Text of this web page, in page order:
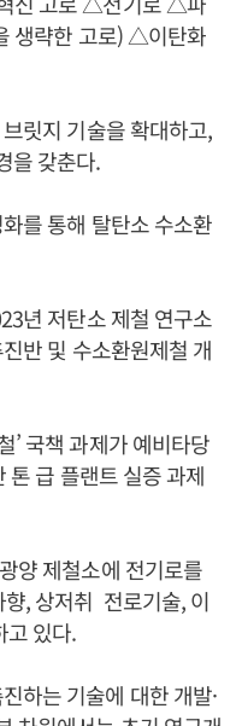
생략한 고로) △이탄화
릿지 기술을 확대하고,
을 갖춘다.
를 통해 탈탄소 수소환
년 저탄소 제철 연구소
반 및 수소환원제철 개
’ 국책 과제가 예비타당
톤 급 플랜트 실증 과제
양 제철소에 전기로를
, 상저취 전로기술, 이
고 있다.
하는 기술에 대한 개발·